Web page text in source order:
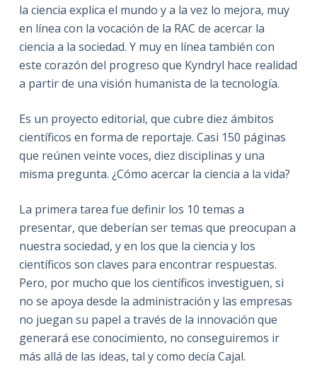
la ciencia explica el mundo y a la vez lo mejora, muy
en línea con la vocación de la RAC de acercar la
ciencia a la sociedad. Y muy en línea también con
este corazón del progreso que Kyndryl hace realidad
a partir de una visión humanista de la tecnología.
Es un proyecto editorial, que cubre diez ámbitos
científicos en forma de reportaje. Casi 150 páginas
que reúnen veinte voces, diez disciplinas y una
misma pregunta. ¿Cómo acercar la ciencia a la vida?
La primera tarea fue definir los 10 temas a
presentar, que deberían ser temas que preocupan a
nuestra sociedad, y en los que la ciencia y los
científicos son claves para encontrar respuestas.
Pero, por mucho que los científicos investiguen, si
no se apoya desde la administración y las empresas
no juegan su papel a través de la innovación que
generará ese conocimiento, no conseguiremos ir
más allá de las ideas, tal y como decía Cajal.